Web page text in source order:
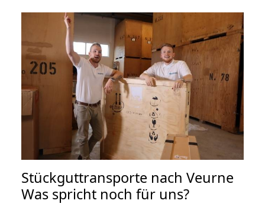
Stückguttransporte nach Veurne
Was spricht noch für uns?